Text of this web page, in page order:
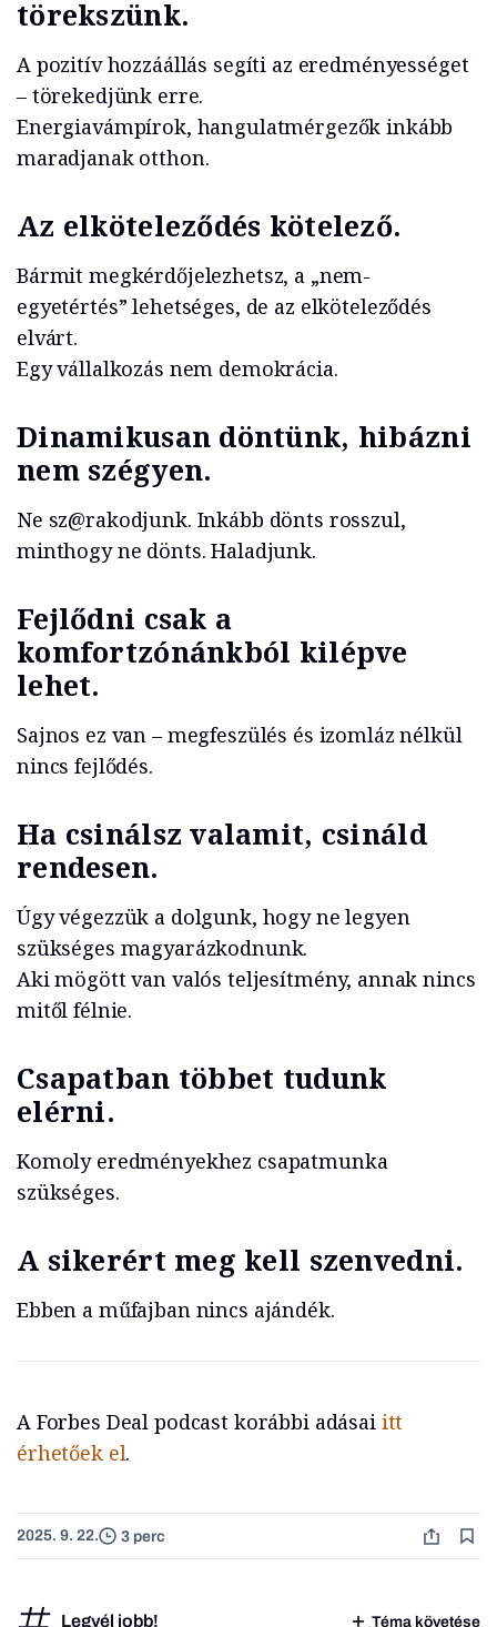
törekszünk.
A pozitív hozzáállás segíti az eredményességet
– törekedjünk erre.
Energiavámpírok, hangulatmérgezők inkább
maradjanak otthon.
Az elköteleződés kötelező.
Bármit megkérdőjelezhetsz, a „nem-
egyetértés” lehetséges, de az elköteleződés
elvárt.
Egy vállalkozás nem demokrácia.
Dinamikusan döntünk, hibázni
nem szégyen.
Ne sz@rakodjunk. Inkább dönts rosszul,
minthogy ne dönts. Haladjunk.
Fejlődni csak a
komfortzónánkból kilépve
lehet.
Sajnos ez van – megfeszülés és izomláz nélkül
nincs fejlődés.
Ha csinálsz valamit, csináld
rendesen.
Úgy végezzük a dolgunk, hogy ne legyen
szükséges magyarázkodnunk.
Aki mögött van valós teljesítmény, annak nincs
mitől félnie.
Csapatban többet tudunk
elérni.
Komoly eredményekhez csapatmunka
szükséges.
A sikerért meg kell szenvedni.
Ebben a műfajban nincs ajándék.
A Forbes Deal podcast korábbi adásai itt
érhetőek el.
2025. 9. 22. 3 perc
Legyél jobb! Téma követése